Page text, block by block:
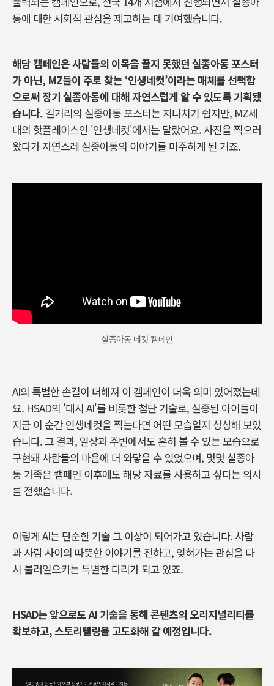
동에 대한 사회적 관심을 제고하는 데 기여했습니다.
해당 캠페인은 사람들의 이목을 끌지 못했던 실종아동 포스터
가 아닌, MZ들이 주로 찾는 ‘인생네컷’이라는 매체를 선택함
으로써 장기 실종아동에 대해 자연스럽게 알 수 있도록 기획됐
습니다. 길거리의 실종아동 포스터는 지나치기 쉽지만, MZ세
대의 핫플레이스인 '인생네컷'에서는 달랐어요. 사진을 찍으러
왔다가 자연스레 실종아동의 이야기를 마주하게 된 거죠.
실종아동 네컷 캠페인
AI의 특별한 손길이 더해져 이 캠페인이 더욱 의미 있어졌는데
요. HSAD의 '대시 AI'를 비롯한 첨단 기술로, 실종된 아이들이
지금 이 순간 인생네컷을 찍는다면 어떤 모습일지 상상해 보았
습니다. 그 결과, 일상과 주변에서도 흔히 볼 수 있는 모습으로
구현돼 사람들의 마음에 더 와닿을 수 있었으며, 몇몇 실종아
동 가족은 캠페인 이후에도 해당 자료를 사용하고 싶다는 의사
를 전했습니다.
이렇게 AI는 단순한 기술 그 이상이 되어가고 있습니다. 사람
과 사람 사이의 따뜻한 이야기를 전하고, 잊혀가는 관심을 다
시 불러일으키는 특별한 다리가 되고 있죠.
HSAD는 앞으로도AI 기술을 통해 콘텐츠의 오리지널리티를
확보하고,스토리텔링을 고도화해 갈 예정입니다.